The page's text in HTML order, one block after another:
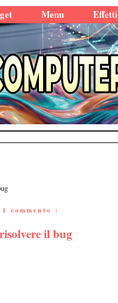
Menu Effetti
1 commento :
il bug